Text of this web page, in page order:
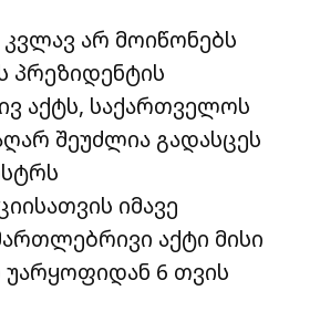
არ მოიწონებს
პრეზიდენტის
აქტს, საქართველოს
შეუძლია გადასცეს
იმავე
აქტი მისი
6 თვის